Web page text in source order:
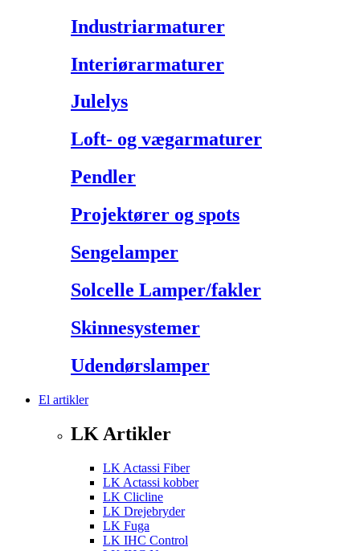
Industriarmaturer
Interiørarmaturer
Julelys
Loft- og vægarmaturer
Pendler
Projektører og spots
Sengelamper
Solcelle Lamper/fakler
Skinnesystemer
Udendørslamper
El artikler
LK Artikler
LK Actassi Fiber
LK Actassi kobber
LK Clicline
LK Drejebryder
LK Fuga
LK IHC Control